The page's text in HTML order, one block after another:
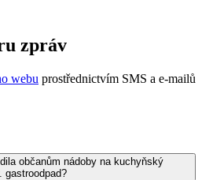
zpráv
webu prostřednictvím SMS a e-mailů
občanům nádoby na kuchyňský
gastroodpad?